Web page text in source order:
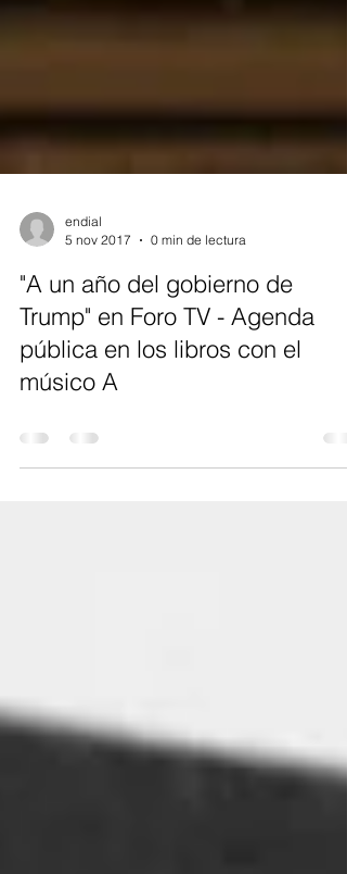
5 nov 2017
0 min de lectura
"A un año del gobierno de
Trump" en Foro TV - Agenda
pública en los libros con el